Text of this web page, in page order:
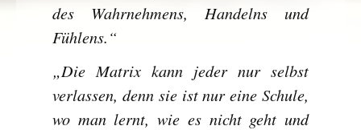
des Wahrnehmens, Handelns und
Fühlens.“
„Die Matrix kann jeder nur selbst
verlassen, denn sie ist nur eine Schule,
wo man lernt, wie es nicht geht und